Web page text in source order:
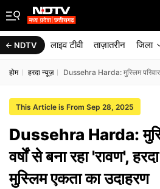
NDTV लाइव टीवी ताज़ातरीन जिला
होम हरदा न्यूज़ Dussehra Harda: मुस्लिम परिवार
This Article is From Sep 28, 2025
Dussehra Harda:
वर्षों से बना रहा 'रावण',
मुस्लिम एकता का उदाहरण